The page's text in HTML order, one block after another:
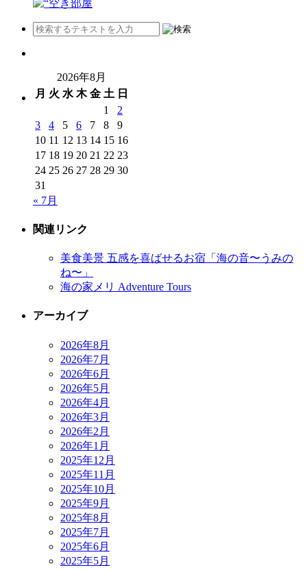
2026年8月
月 火 水 木 金 土 日
1
2
3
4 5 6 7 8
9
10 11 12 13 14 15 16
17 18 19 20 21 22 23
24 25 26 27 28 29 30
31
« 7月
関連リンク
美食美景 五感を喜ばせるお宿「海の音〜うみの
ね〜」
海の家メリ Adventure Tours
アーカイブ
2026年8月
2026年7月
2026年6月
2026年5月
2026年4月
2026年3月
2026年2月
2026年1月
2025年12月
2025年11月
2025年10月
2025年9月
2025年8月
2025年7月
2025年6月
2025年5月